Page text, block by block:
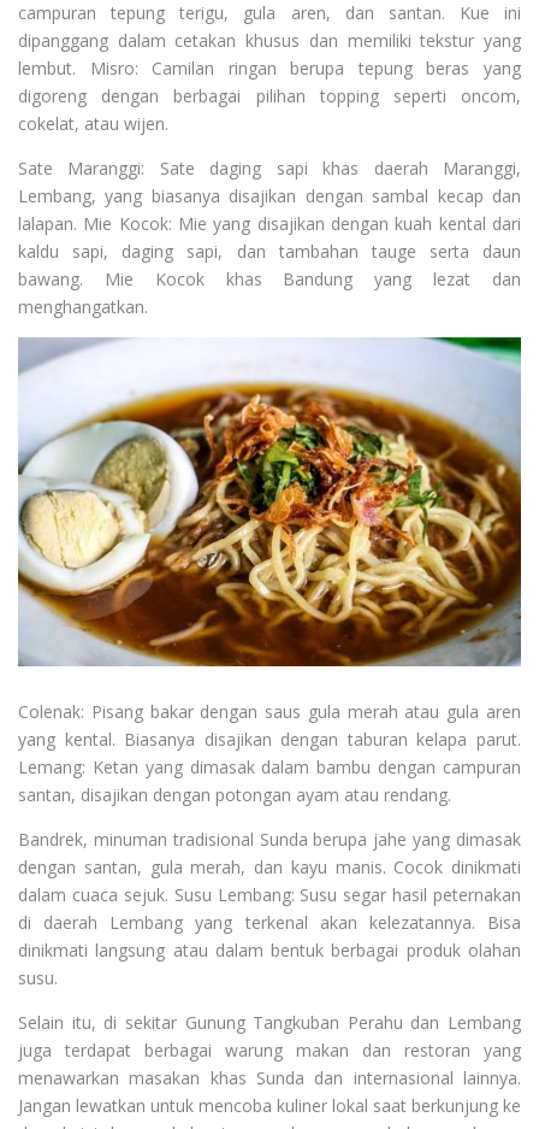
campuran tepung terigu, gula aren, dan santan. Kue ini
dipanggang dalam cetakan khusus dan memiliki tekstur yang
lembut. Misro: Camilan ringan berupa tepung beras yang
digoreng dengan berbagai pilihan topping seperti oncom,
cokelat, atau wijen.
Sate Maranggi: Sate daging sapi khas daerah Maranggi,
Lembang, yang biasanya disajikan dengan sambal kecap dan
lalapan. Mie Kocok: Mie yang disajikan dengan kuah kental dari
kaldu sapi, daging sapi, dan tambahan tauge serta daun
bawang. Mie Kocok khas Bandung yang lezat dan
menghangatkan.
Colenak: Pisang bakar dengan saus gula merah atau gula aren
yang kental. Biasanya disajikan dengan taburan kelapa parut.
Lemang: Ketan yang dimasak dalam bambu dengan campuran
santan, disajikan dengan potongan ayam atau rendang.
Bandrek, minuman tradisional Sunda berupa jahe yang dimasak
dengan santan, gula merah, dan kayu manis. Cocok dinikmati
dalam cuaca sejuk. Susu Lembang: Susu segar hasil peternakan
di daerah Lembang yang terkenal akan kelezatannya. Bisa
dinikmati langsung atau dalam bentuk berbagai produk olahan
susu.
Selain itu, di sekitar Gunung Tangkuban Perahu dan Lembang
juga terdapat berbagai warung makan dan restoran yang
menawarkan masakan khas Sunda dan internasional lainnya.
Jangan lewatkan untuk mencoba kuliner lokal saat berkunjung ke